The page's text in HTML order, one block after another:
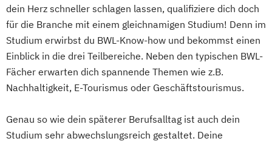
dein Herz schneller schlagen lassen, qualifiziere dich doch
für die Branche mit einem gleichnamigen Studium! Denn im
Studium erwirbst du BWL-Know-how und bekommst einen
Einblick in die drei Teilbereiche. Neben den typischen BWL-
Fächer erwarten dich spannende Themen wie z.B.
Nachhaltigkeit, E-Tourismus oder Geschäftstourismus.
Genau so wie dein späterer Berufsalltag ist auch dein
Studium sehr abwechslungsreich gestaltet. Deine